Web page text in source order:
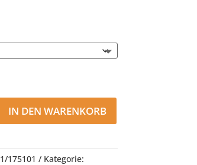
IN DEN WARENKORB
175101
Kategorie: